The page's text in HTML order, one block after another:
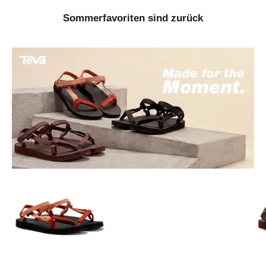
Sommerfavoriten sind zurück